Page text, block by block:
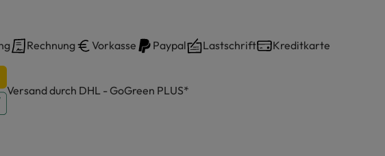
Rechnung Vorkasse Paypal Lastschrift Kreditkarte
Versand durch DHL - GoGreen PLUS*